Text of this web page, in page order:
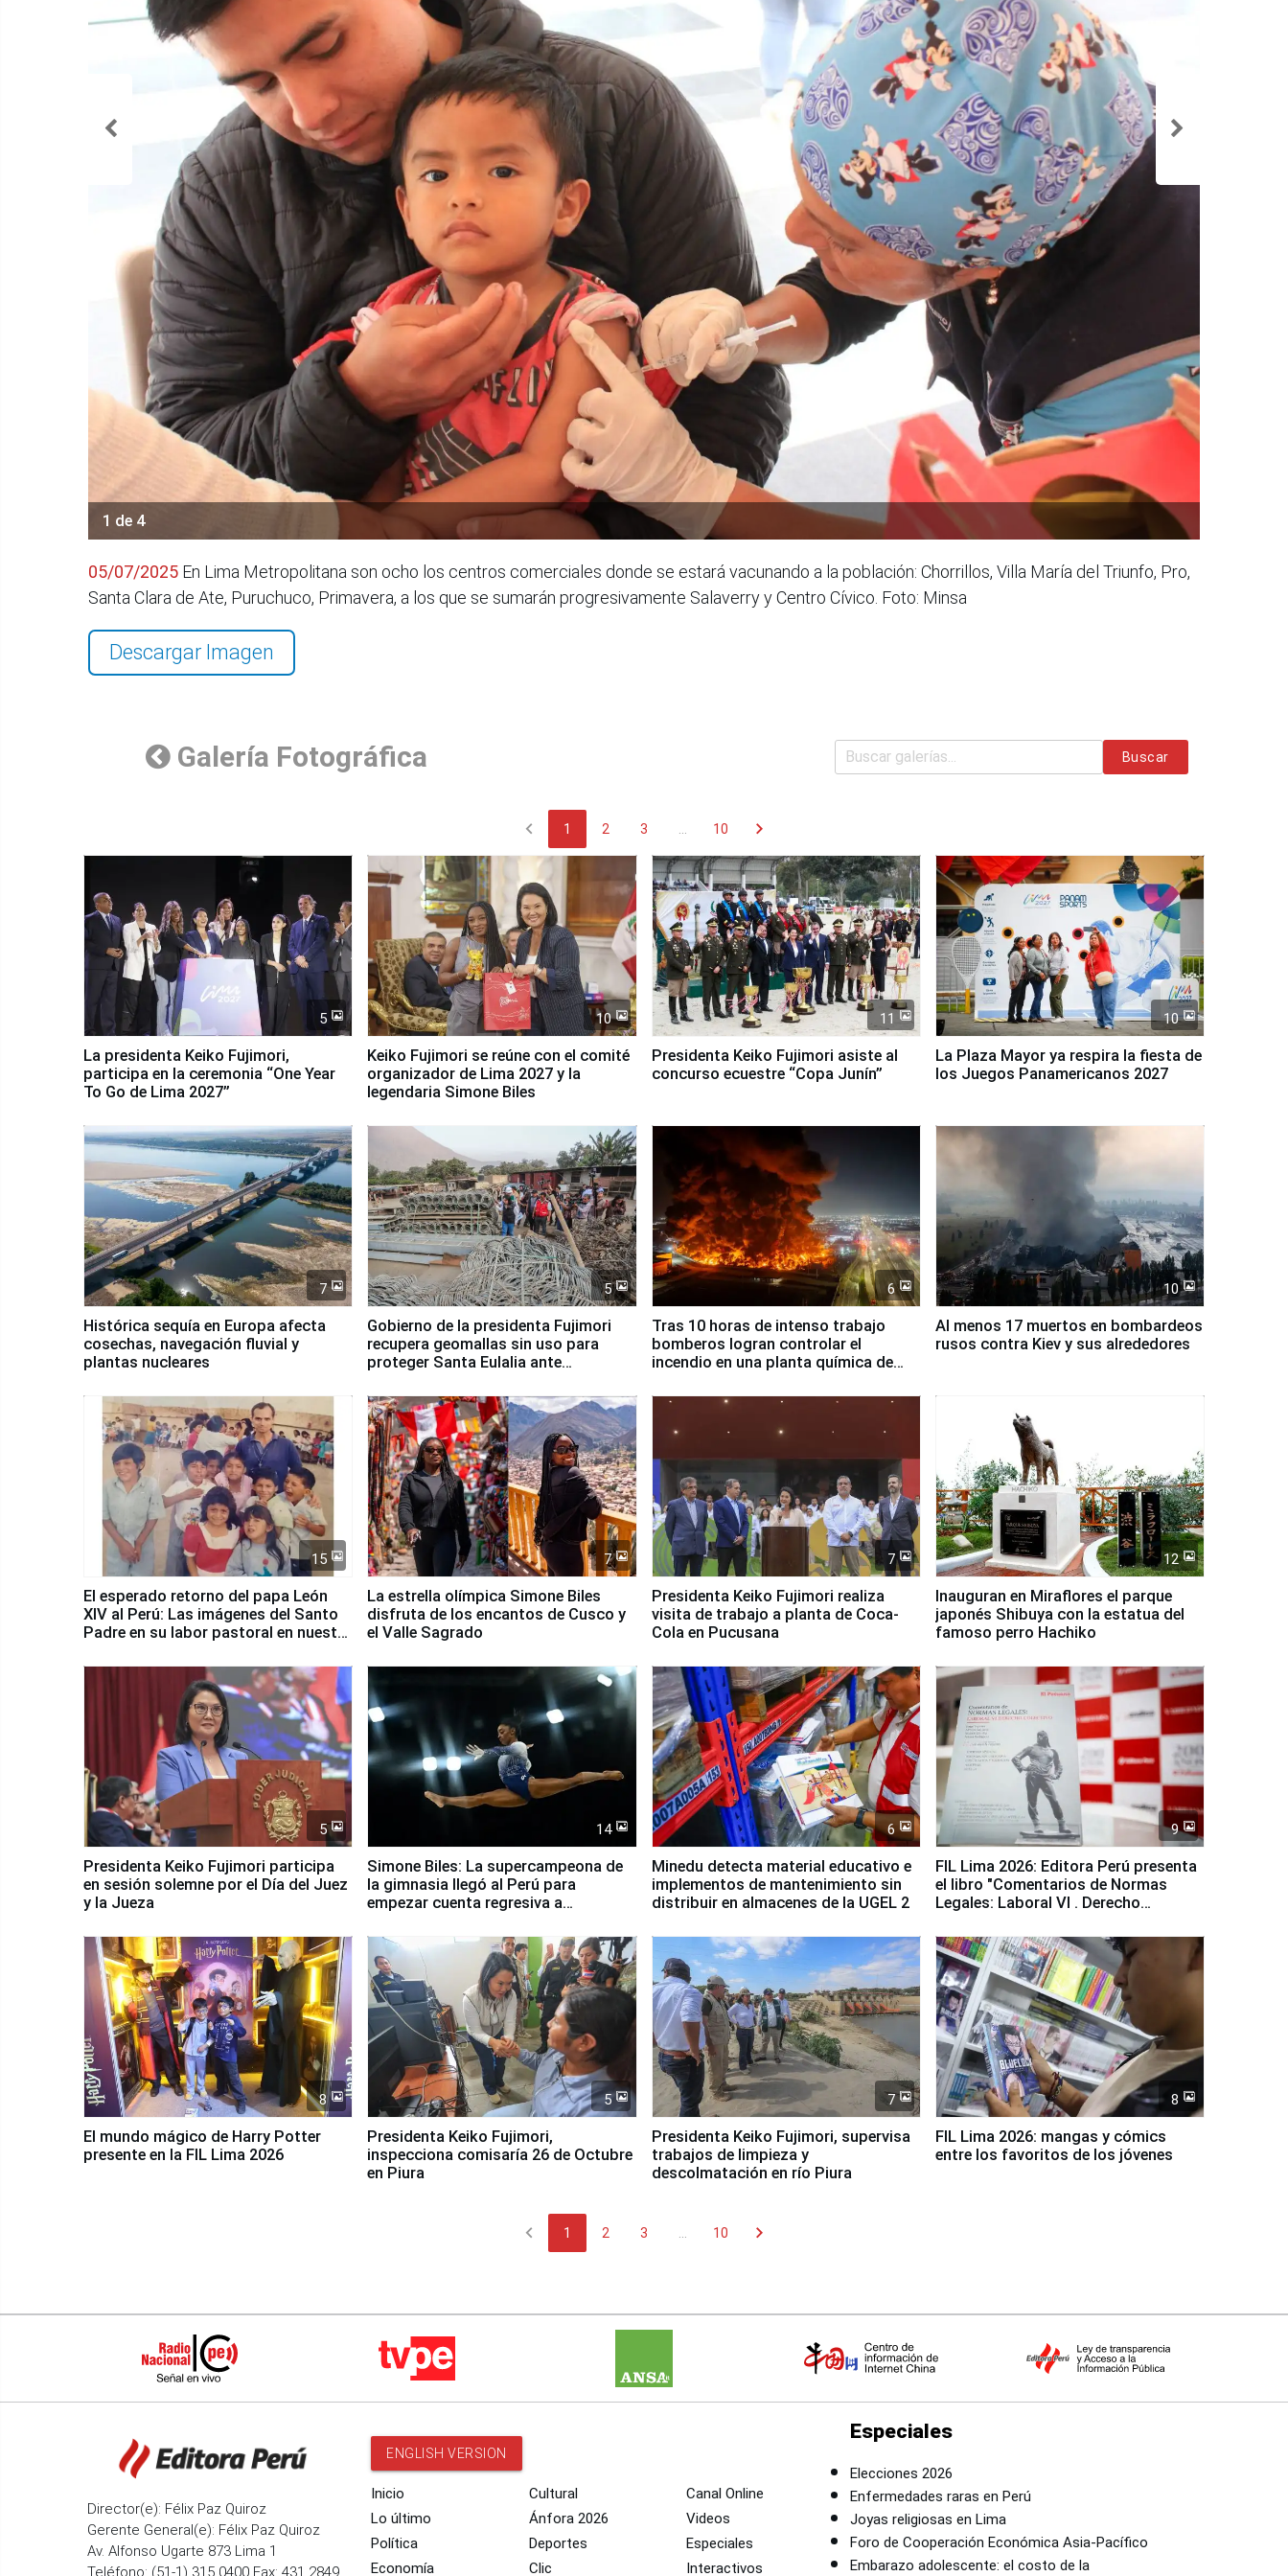
1 de 4
05/07/2025 En Lima Metropolitana son ocho los centros comerciales donde se estará vacunando a la población: Chorrillos, Villa María del Triunfo, Pro,
Santa Clara de Ate, Puruchuco, Primavera, a los que se sumarán progresivamente Salaverry y Centro Cívico. Foto: Minsa
Descargar Imagen
Galería Fotográfica Buscar
chevron_left 1 2 3 10 chevron_right
5
La presidenta Keiko Fujimori,
participa en la ceremonia “One Year
To Go de Lima 2027”
10
Keiko Fujimori se reúne con el comité
organizador de Lima 2027 y la
legendaria Simone Biles
11
Presidenta Keiko Fujimori asiste al
concurso ecuestre “Copa Junín”
10
La Plaza Mayor ya respira la fiesta de
los Juegos Panamericanos 2027
7
Histórica sequía en Europa afecta
cosechas, navegación fluvial y
plantas nucleares
5
Gobierno de la presidenta Fujimori
recupera geomallas sin uso para
proteger Santa Eulalia ante
6
Tras 10 horas de intenso trabajo
bomberos logran controlar el
incendio en una planta química de
10
Al menos 17 muertos en bombardeos
rusos contra Kiev y sus alrededores
15
El esperado retorno del papa León
XIV al Perú: Las imágenes del Santo
Padre en su labor pastoral en nuestro
7
La estrella olímpica Simone Biles
disfruta de los encantos de Cusco y
el Valle Sagrado
7
Presidenta Keiko Fujimori realiza
visita de trabajo a planta de Coca-
Cola en Pucusana
12
Inauguran en Miraflores el parque
japonés Shibuya con la estatua del
famoso perro Hachiko
5
Presidenta Keiko Fujimori participa
en sesión solemne por el Día del Juez
y la Jueza
14
Simone Biles: La supercampeona de
la gimnasia llegó al Perú para
empezar cuenta regresiva a
6
Minedu detecta material educativo e
implementos de mantenimiento sin
distribuir en almacenes de la UGEL 2
9
FIL Lima 2026: Editora Perú presenta
el libro "Comentarios de Normas
Legales: Laboral Vl . Derecho
8
El mundo mágico de Harry Potter
presente en la FIL Lima 2026
5
Presidenta Keiko Fujimori,
inspecciona comisaría 26 de Octubre
en Piura
7
Presidenta Keiko Fujimori, supervisa
trabajos de limpieza y
descolmatación en río Piura
8
FIL Lima 2026: mangas y cómics
entre los favoritos de los jóvenes
chevron_left 1 2 3 10 chevron_right
Director(e): Félix Paz Quiroz
Gerente General(e): Félix Paz Quiroz
Av. Alfonso Ugarte 873 Lima 1
Teléfono: (51-1) 315 0400 Fax: 431 2849
ENGLISH VERSION
Inicio
Lo último
Política
Economía
Cultural
Ánfora 2026
Deportes
Clic
Canal Online
Videos
Especiales
Interactivos
Especiales
Elecciones 2026
Enfermedades raras en Perú
Joyas religiosas en Lima
Foro de Cooperación Económica Asia-Pacífico
Embarazo adolescente: el costo de la